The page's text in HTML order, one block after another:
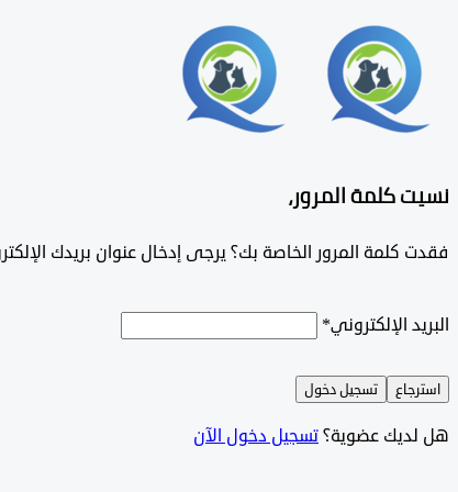
نسيت كلمة المرور،
فقدت كلمة المرور الخاصة بك؟ يرجى إدخال عنوان بريدك
البريد الإلكتروني*
استرجاع تسجيل دخول
هل لديك عضوية؟تسجيل دخول الآن